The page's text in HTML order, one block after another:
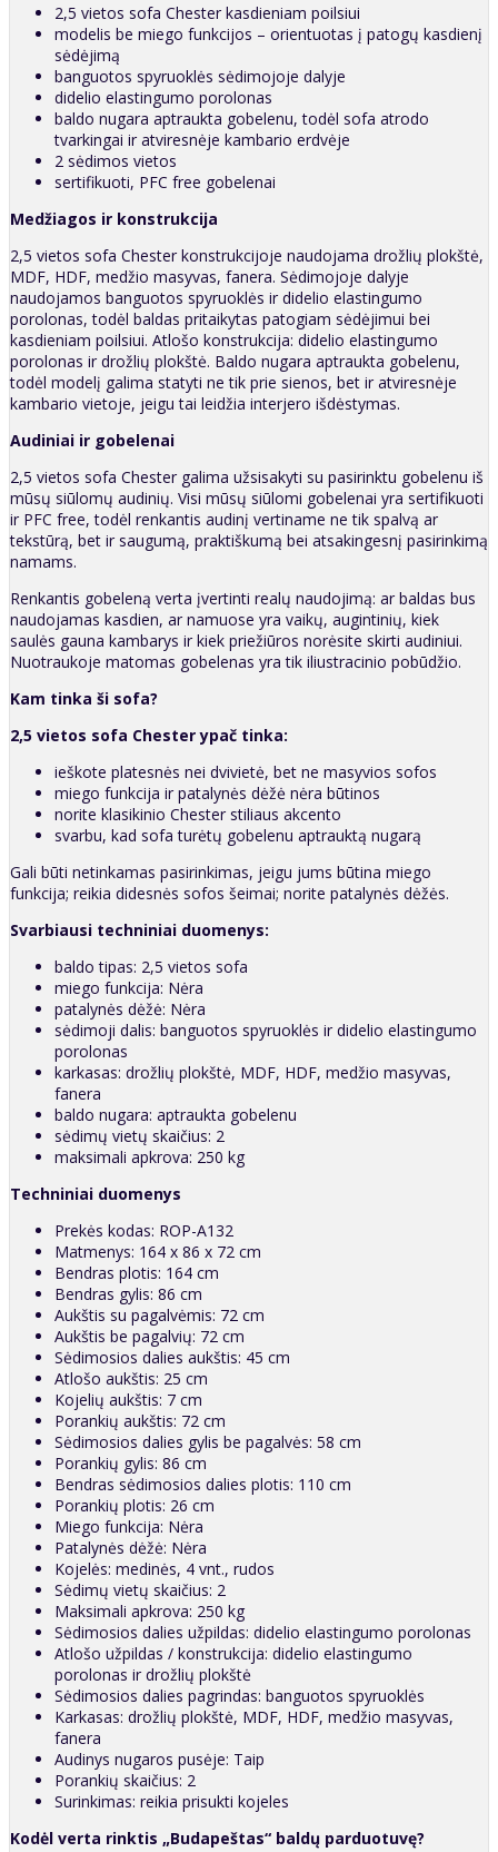
2,5 vietos sofa Chester kasdieniam poilsiui
modelis be miego funkcijos – orientuotas į patogų kasdienį
sėdėjimą
banguotos spyruoklės sėdimojoje dalyje
didelio elastingumo porolonas
baldo nugara aptraukta gobelenu, todėl sofa atrodo
tvarkingai ir atviresnėje kambario erdvėje
2 sėdimos vietos
sertifikuoti, PFC free gobelenai
Medžiagos ir konstrukcija
2,5 vietos sofa Chester konstrukcijoje naudojama drožlių plokštė,
MDF, HDF, medžio masyvas, fanera. Sėdimojoje dalyje
naudojamos banguotos spyruoklės ir didelio elastingumo
porolonas, todėl baldas pritaikytas patogiam sėdėjimui bei
kasdieniam poilsiui. Atlošo konstrukcija: didelio elastingumo
porolonas ir drožlių plokštė. Baldo nugara aptraukta gobelenu,
todėl modelį galima statyti ne tik prie sienos, bet ir atviresnėje
kambario vietoje, jeigu tai leidžia interjero išdėstymas.
Audiniai ir gobelenai
2,5 vietos sofa Chester galima užsisakyti su pasirinktu gobelenu iš
mūsų siūlomų audinių. Visi mūsų siūlomi gobelenai yra sertifikuoti
ir PFC free, todėl renkantis audinį vertiname ne tik spalvą ar
tekstūrą, bet ir saugumą, praktiškumą bei atsakingesnį pasirinkimą
namams.
Renkantis gobeleną verta įvertinti realų naudojimą: ar baldas bus
naudojamas kasdien, ar namuose yra vaikų, augintinių, kiek
saulės gauna kambarys ir kiek priežiūros norėsite skirti audiniui.
Nuotraukoje matomas gobelenas yra tik iliustracinio pobūdžio.
Kam tinka ši sofa?
2,5 vietos sofa Chester ypač tinka:
ieškote platesnės nei dvivietė, bet ne masyvios sofos
miego funkcija ir patalynės dėžė nėra būtinos
norite klasikinio Chester stiliaus akcento
svarbu, kad sofa turėtų gobelenu aptrauktą nugarą
Gali būti netinkamas pasirinkimas, jeigu jums būtina miego
funkcija; reikia didesnės sofos šeimai; norite patalynės dėžės.
Svarbiausi techniniai duomenys:
baldo tipas: 2,5 vietos sofa
miego funkcija: Nėra
patalynės dėžė: Nėra
sėdimoji dalis: banguotos spyruoklės ir didelio elastingumo
porolonas
karkasas: drožlių plokštė, MDF, HDF, medžio masyvas,
fanera
baldo nugara: aptraukta gobelenu
sėdimų vietų skaičius: 2
maksimali apkrova: 250 kg
Techniniai duomenys
Prekės kodas: ROP-A132
Matmenys: 164 x 86 x 72 cm
Bendras plotis: 164 cm
Bendras gylis: 86 cm
Aukštis su pagalvėmis: 72 cm
Aukštis be pagalvių: 72 cm
Sėdimosios dalies aukštis: 45 cm
Atlošo aukštis: 25 cm
Kojelių aukštis: 7 cm
Porankių aukštis: 72 cm
Sėdimosios dalies gylis be pagalvės: 58 cm
Porankių gylis: 86 cm
Bendras sėdimosios dalies plotis: 110 cm
Porankių plotis: 26 cm
Miego funkcija: Nėra
Patalynės dėžė: Nėra
Kojelės: medinės, 4 vnt., rudos
Sėdimų vietų skaičius: 2
Maksimali apkrova: 250 kg
Sėdimosios dalies užpildas: didelio elastingumo porolonas
Atlošo užpildas / konstrukcija: didelio elastingumo
porolonas ir drožlių plokštė
Sėdimosios dalies pagrindas: banguotos spyruoklės
Karkasas: drožlių plokštė, MDF, HDF, medžio masyvas,
fanera
Audinys nugaros pusėje: Taip
Porankių skaičius: 2
Surinkimas: reikia prisukti kojeles
Kodėl verta rinktis „Budapeštas“ baldų parduotuvę?